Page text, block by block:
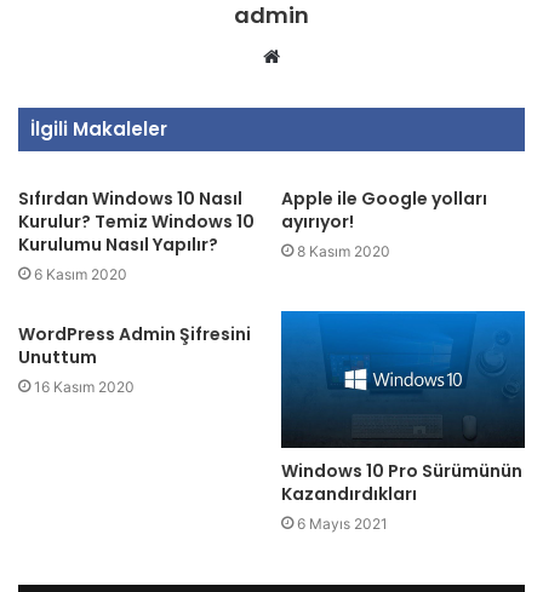
admin
Web
İlgili Makaleler
Sıfırdan Windows 10 Nasıl
Kurulur? Temiz Windows 10
Kurulumu Nasıl Yapılır?
6 Kasım 2020
Apple ile Google yolları
ayırıyor!
8 Kasım 2020
WordPress Admin Şifresini
Unuttum
16 Kasım 2020
Windows 10 Pro Sürümünün
Kazandırdıkları
6 Mayıs 2021